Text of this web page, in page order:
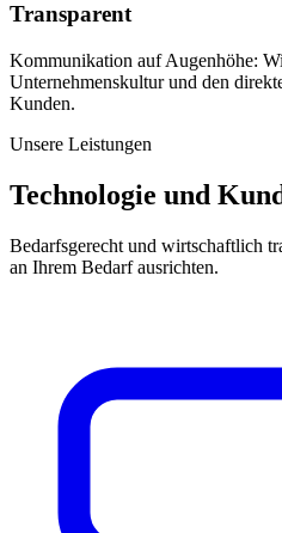
Transparent
Kommunikation auf Augenhöhe:
Unternehmenskultur und den
Kunden.
Unsere Leistungen
Technologie und
Bedarfsgerecht und wirtschaftlich
an Ihrem Bedarf ausrichten.